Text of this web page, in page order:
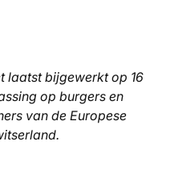
laatst bijgewerkt op 16
op burgers en
van de Europese